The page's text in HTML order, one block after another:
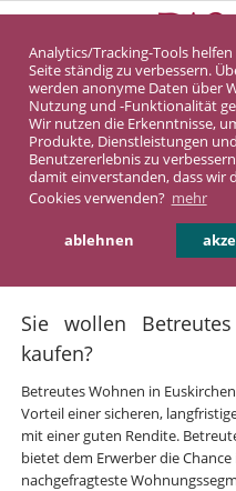
Analytics/Tracking-Tools helfen
Seite ständig zu verbessern.
werden anonyme Daten über
Nutzung und -Funktionalität
Wir nutzen die Erkenntnisse,
Produkte, Dienstleistungen
Benutzererlebnis zu
damit einverstanden, dass wir
Cookies verwenden? mehr
ablehnen
Betreutes
DASINVEST Service
Betreutes
Betreutes
Sie wollen
kaufen?
Betreutes Wohnen in
Vorteil einer sicheren,
mit einer guten Rendite.
bietet dem Erwerber die
nachgefragteste